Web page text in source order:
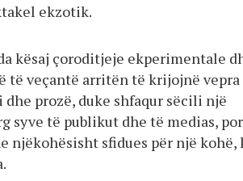
ekzotik.
kësaj çoroditjeje ekperimentale
të veçantë arritën të krijojnë vepra
prozë, duke shfaqur sëcili një
syve të publikut dhe të medias, por
njëkohësisht sfidues për një kohë,